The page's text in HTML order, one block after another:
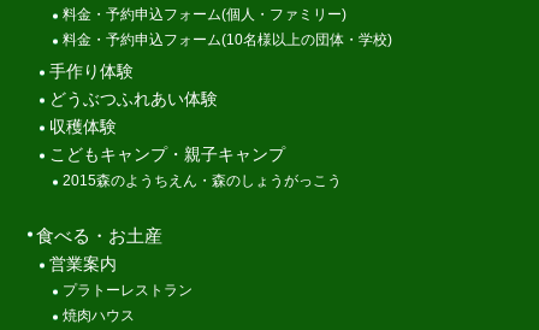
料金・予約申込フォーム(個人・ファミリー)
料金・予約申込フォーム(10名様以上の団体・学校)
手作り体験
どうぶつふれあい体験
収穫体験
こどもキャンプ・親子キャンプ
2015森のようちえん・森のしょうがっこう
食べる・お土産
営業案内
プラトーレストラン
焼肉ハウス